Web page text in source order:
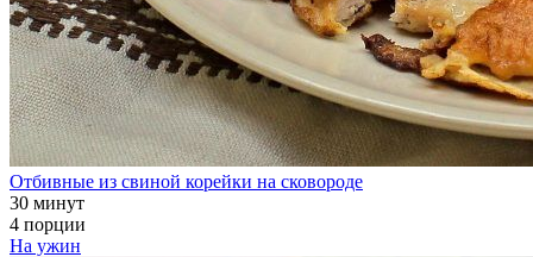
Отбивные из свиной корейки на сковороде
30 минут
4 порции
На ужин